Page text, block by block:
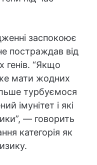
заспокоює
постраждав від
генів. “Якщо
мати жодних
турбуємося
імунітет і які
— говорить
категорія як